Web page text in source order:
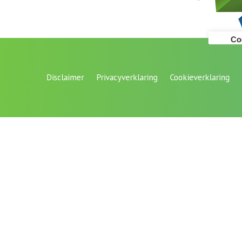
Disclaimer Privacyverklaring Cookieverklaring